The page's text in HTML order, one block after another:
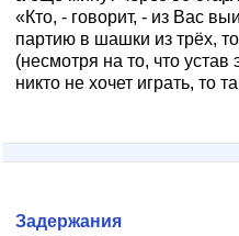
«Кто, - говорит, - из Вас
партию в шашки из трёх,
(несмотря на то, что
никто не хочет играть, то
Задержания